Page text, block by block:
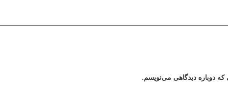
که دوباره دیدگاهی می‌نویسم.